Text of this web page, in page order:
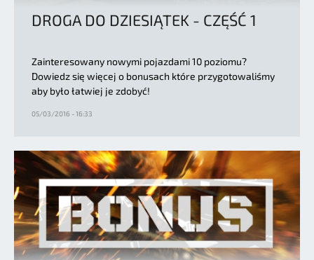
DROGA DO DZIESIĄTEK - CZĘŚĆ 1
Zainteresowany nowymi pojazdami 10 poziomu?
Dowiedz się więcej o bonusach które przygotowaliśmy
aby było łatwiej je zdobyć!
05/03/2016 - 16:33